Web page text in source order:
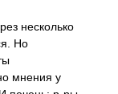
несколько
Но
мнения у